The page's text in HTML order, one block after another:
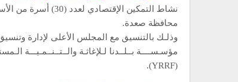
نشاط التمكين
محافظة صعدة.
وذلـك بالتنسيق مع المجلس الأعلى لإدارة
(YRRF).